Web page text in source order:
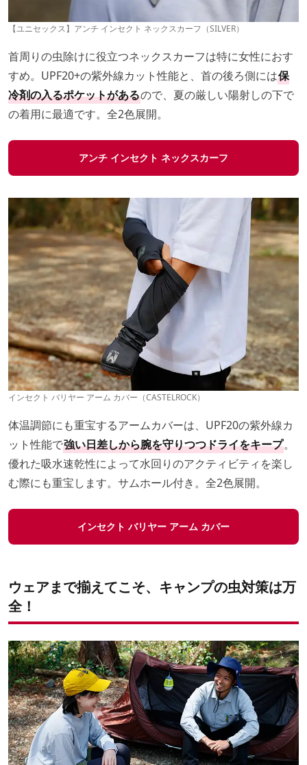
【ユニセックス】アンチ インセクト ネックスカーフ（SILVER）
首周りの虫除けに役立つネックスカーフは特に女性におす
すめ。UPF20+の紫外線カット性能と、首の後ろ側には保
冷剤の入るポケットがあるので、夏の厳しい陽射しの下で
の着用に最適です。全2色展開。
アンチ インセクト ネックスカーフ
インセクト バリヤー アーム カバー（CASTELROCK）
体温調節にも重宝するアームカバーは、UPF20の紫外線カ
ット性能で強い日差しから腕を守りつつドライをキープ。
優れた吸水速乾性によって水回りのアクティビティを楽し
む際にも重宝します。サムホール付き。全2色展開。
インセクト バリヤー アーム カバー
ウェアまで揃えてこそ、 キャンプの虫対策は万
全！